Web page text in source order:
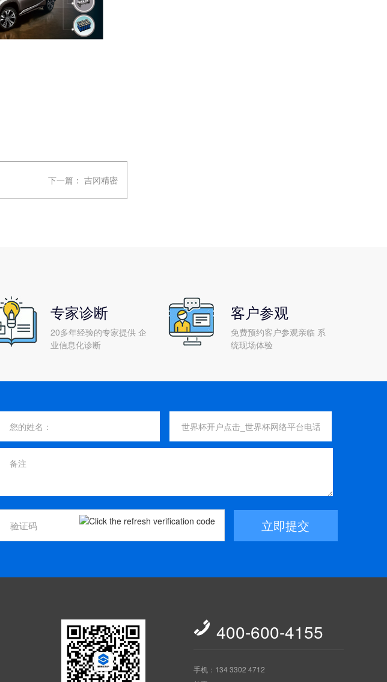
下一篇： 吉冈精密
专家诊断
20多年经验的专家提供 企
业信息化诊断
客户参观
免费预约客户参观亲临 系
统现场体验
立即提交
 400-600-4155
手机：134 3302 4712